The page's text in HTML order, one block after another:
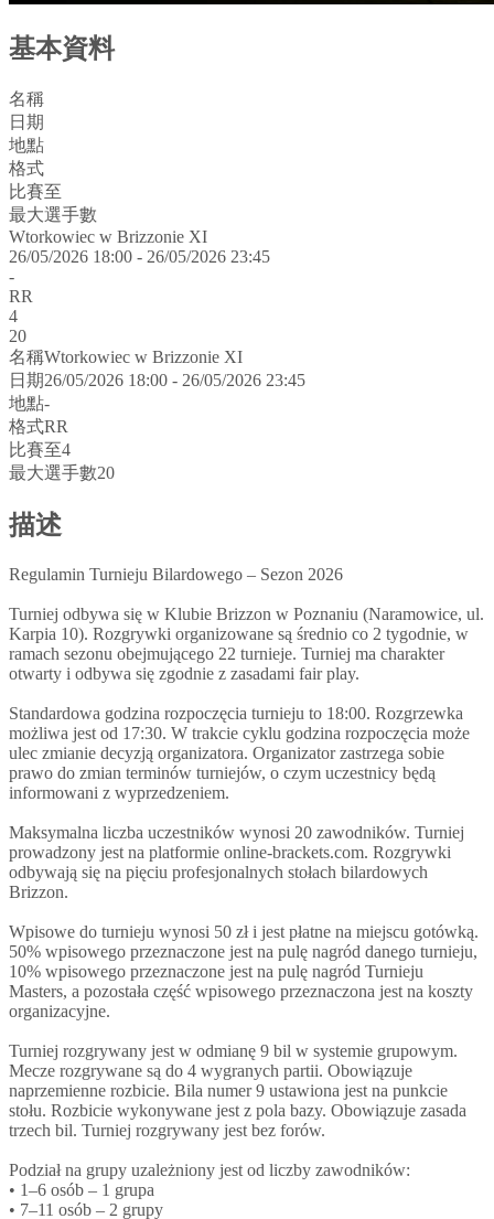
基本資料
名稱
日期
地點
格式
比賽至
最大選手數
Wtorkowiec w Brizzonie XI
26/05/2026 18:00 - 26/05/2026 23:45
-
RR
4
20
名稱Wtorkowiec w Brizzonie XI
日期26/05/2026 18:00 - 26/05/2026 23:45
地點-
格式RR
比賽至4
最大選手數20
描述
Regulamin Turnieju Bilardowego – Sezon 2026
Turniej odbywa się w Klubie Brizzon w Poznaniu (Naramowice, ul.
Karpia 10). Rozgrywki organizowane są średnio co 2 tygodnie, w
ramach sezonu obejmującego 22 turnieje. Turniej ma charakter
otwarty i odbywa się zgodnie z zasadami fair play.
Standardowa godzina rozpoczęcia turnieju to 18:00. Rozgrzewka
możliwa jest od 17:30. W trakcie cyklu godzina rozpoczęcia może
ulec zmianie decyzją organizatora. Organizator zastrzega sobie
prawo do zmian terminów turniejów, o czym uczestnicy będą
informowani z wyprzedzeniem.
Maksymalna liczba uczestników wynosi 20 zawodników. Turniej
prowadzony jest na platformie online-brackets.com. Rozgrywki
odbywają się na pięciu profesjonalnych stołach bilardowych
Brizzon.
Wpisowe do turnieju wynosi 50 zł i jest płatne na miejscu gotówką.
50% wpisowego przeznaczone jest na pulę nagród danego turnieju,
10% wpisowego przeznaczone jest na pulę nagród Turnieju
Masters, a pozostała część wpisowego przeznaczona jest na koszty
organizacyjne.
Turniej rozgrywany jest w odmianę 9 bil w systemie grupowym.
Mecze rozgrywane są do 4 wygranych partii. Obowiązuje
naprzemienne rozbicie. Bila numer 9 ustawiona jest na punkcie
stołu. Rozbicie wykonywane jest z pola bazy. Obowiązuje zasada
trzech bil. Turniej rozgrywany jest bez forów.
Podział na grupy uzależniony jest od liczby zawodników:
• 1–6 osób – 1 grupa
• 7–11 osób – 2 grupy